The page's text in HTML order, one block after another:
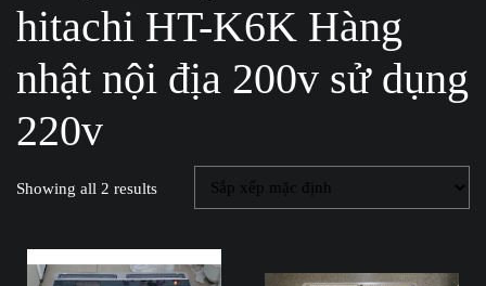
hitachi HT-K6K Hàng
nhật nội địa 200v sử dụng
220v
Showing all 2 results